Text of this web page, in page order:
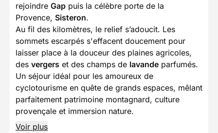
rejoindre Gap puis la célèbre porte de la
Provence, Sisteron.
Au fil des kilomètres, le relief s’adoucit. Les
sommets escarpés s'effacent doucement pour
laisser place à la douceur des plaines agricoles,
des vergers et des champs de lavande parfumés.
Un séjour idéal pour les amoureux de
cyclotourisme en quête de grands espaces, mêlant
parfaitement patrimoine montagnard, culture
provençale et immersion nature.
Voir plus